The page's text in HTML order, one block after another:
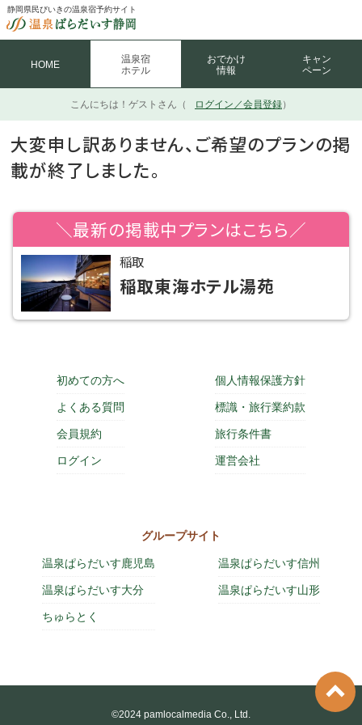
静岡県民びいきの温泉宿予約サイト
HOME
温泉宿
ホテル
おでかけ
情報
キャン
ペーン
こんにちは！ ゲストさん（ ログイン／会員登録）
大変申し訳ありません、ご希望のプランの掲
載が終了しました。
＼最新の掲載中プランはこちら／
稲取
稲取東海ホテル湯苑
初めての方へ
よくある質問
会員規約
ログイン
個人情報保護方針
標識・旅行業約款
旅行条件書
運営会社
グループサイト
温泉ぱらだいす鹿児島
温泉ぱらだいす大分
ちゅらとく
温泉ぱらだいす信州
温泉ぱらだいす山形
©2024 pamlocalmedia Co., Ltd.